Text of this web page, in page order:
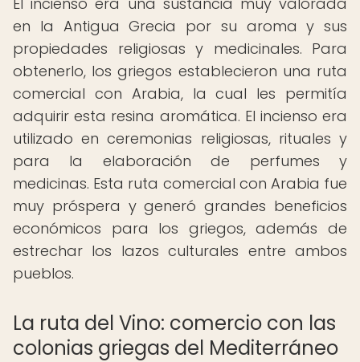
en la Antigua Grecia por su aroma y sus
propiedades religiosas y medicinales. Para
obtenerlo, los griegos establecieron una ruta
comercial con Arabia, la cual les permitía
adquirir esta resina aromática. El incienso era
utilizado en ceremonias religiosas, rituales y
para la elaboración de perfumes y
medicinas. Esta ruta comercial con Arabia fue
muy próspera y generó grandes beneficios
económicos para los griegos, además de
estrechar los lazos culturales entre ambos
pueblos.
La ruta del Vino: comercio con las
colonias griegas del Mediterráneo